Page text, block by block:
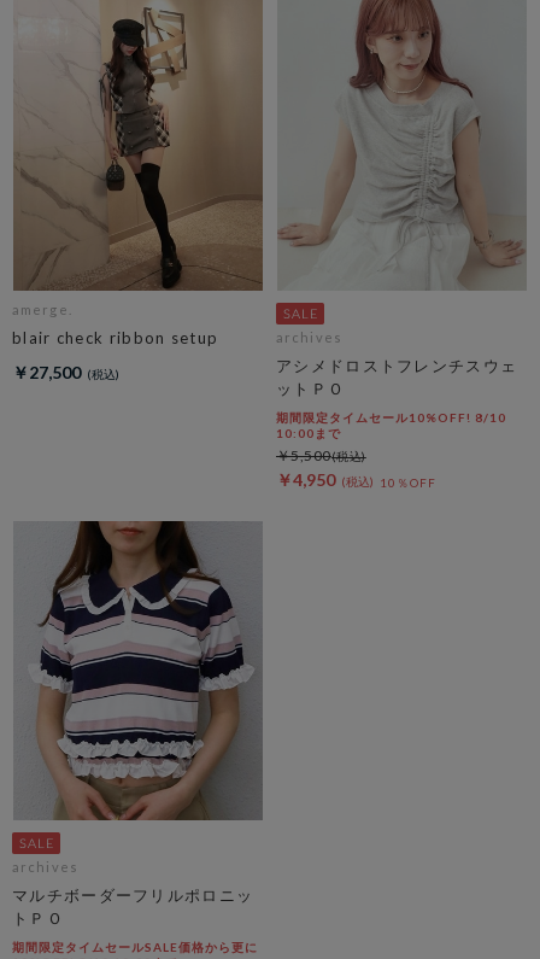
amerge.
blair check ribbon setup
￥27,500
archives
アシメドロストフレンチスウェ
ットＰＯ
期間限定タイムセール10%OFF! 8/10
10:00まで
￥4,950 10％OFF
￥5,500
archives
マルチボーダーフリルポロニッ
トＰＯ
期間限定タイムセールSALE価格から更に